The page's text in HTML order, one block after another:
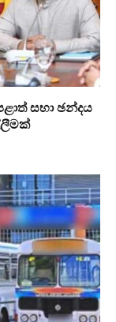
සභා ඡන්දය